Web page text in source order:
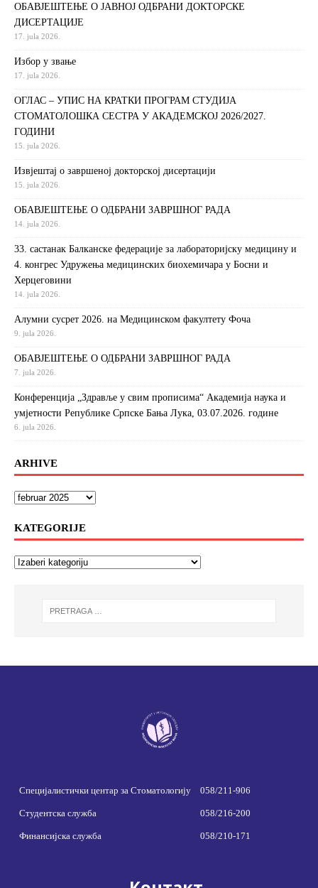
ОБАВЈЕШТЕЊЕ О ЈАВНОЈ ОДБРАНИ ДОКТОРСКЕ
ДИСЕРТАЦИЈЕ
17. jula 2026.
Избор у звање
17. jula 2026.
ОГЛАС – УПИС НА КРАТКИ ПРОГРАМ СТУДИЈА
СТОМАТОЛОШКА СЕСТРА У АКАДЕМСКОЈ 2026/2027.
ГОДИНИ
15. jula 2026.
Извjeштaj o зaвршeнoj дoктoрскoj дисeртaциjи
15. jula 2026.
ОБАВЈЕШТЕЊЕ О ОДБРАНИ ЗАВРШНОГ РАДА
14. jula 2026.
33. састанак Балканске федерације за лабораторијску медицину и
4. конгрес Удружења медицинских биохемичара у Босни и
Херцеговини
14. jula 2026.
Алумни сусрет 2026. на Медицинском факултету Фоча
9. jula 2026.
ОБАВЈЕШТЕЊЕ О ОДБРАНИ ЗАВРШНОГ РАДА
7. jula 2026.
Конференција „Здравље у свим прописима“ Академија наука и
умјетности Републике Српске Бања Лука, 03.07.2026. године
6. jula 2026.
ARHIVE
KATEGORIJE
Специјалистички центар за Стоматологију 058/211-906
Студентска служба 058/216-200
Финансијска служба 058/210-171